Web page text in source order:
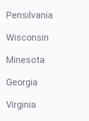
Pensilvania
Wisconsin
Minesota
Georgia
Virginia